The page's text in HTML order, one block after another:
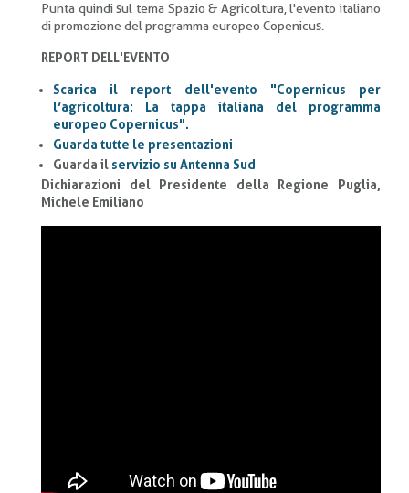
Punta quindi sul tema Spazio & Agricoltura, l'evento italiano
di promozione del programma europeo Copenicus.
REPORT DELL'EVENTO
Scarica il report dell'evento "Copernicus per
l’agricoltura: La tappa italiana del programma
europeo Copernicus".
Guarda tutte le presentazioni
Guarda il servizio su Antenna Sud
Dichiarazioni del Presidente della Regione Puglia,
Michele Emiliano